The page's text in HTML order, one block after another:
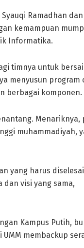
Ramadhan dan
kemampuan
Informatika.
timnya untuk
menyusun program
berbagai komponen.
Menariknya,
muhammadiyah,
yang harus
visi yang sama,
Kampus Putih,
membackup